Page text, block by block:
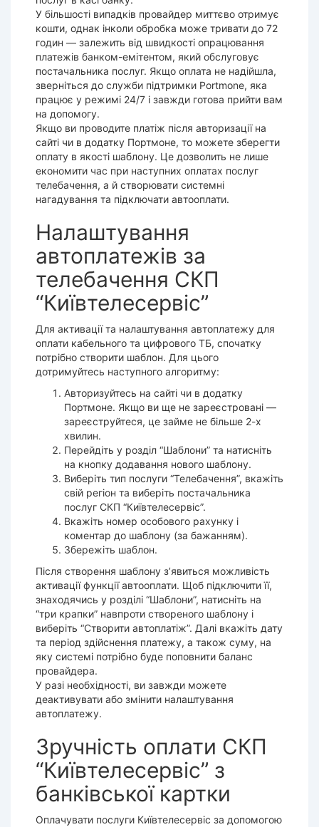
У більшості випадків провайдер миттєво отримує
кошти, однак інколи обробка може тривати до 72
годин — залежить від швидкості опрацювання
платежів банком-емітентом, який обслуговує
постачальника послуг. Якщо оплата не надійшла,
зверніться до служби підтримки Portmone, яка
працює у режимі 24/7 і завжди готова прийти вам
на допомогу.
Якщо ви проводите платіж після авторизації на
сайті чи в додатку Портмоне, то можете зберегти
оплату в якості шаблону. Це дозволить не лише
економити час при наступних оплатах послуг
телебачення, а й створювати системні
нагадування та підключати автооплати.
Налаштування
автоплатежів за
телебачення СКП
“Київтелесервіс”
Для активації та налаштування автоплатежу для
оплати кабельного та цифрового ТБ, спочатку
потрібно створити шаблон. Для цього
дотримуйтесь наступного алгоритму:
Авторизуйтесь на сайті чи в додатку
Портмоне. Якщо ви ще не зареєстровані —
зареєструйтеся, це займе не більше 2-х
хвилин.
Перейдіть у розділ “Шаблони” та натисніть
на кнопку додавання нового шаблону.
Виберіть тип послуги “Телебачення”, вкажіть
свій регіон та виберіть постачальника
послуг СКП “Київтелесервіс”.
Вкажіть номер особового рахунку і
коментар до шаблону (за бажанням).
Збережіть шаблон.
Після створення шаблону з’явиться можливість
активації функції автооплати. Щоб підключити її,
знаходячись у розділі “Шаблони”, натисніть на
“три крапки” навпроти створеного шаблону і
виберіть “Створити автоплатіж”. Далі вкажіть дату
та період здійснення платежу, а також суму, на
яку системі потрібно буде поповнити баланс
провайдера.
У разі необхідності, ви завжди можете
деактивувати або змінити налаштування
автоплатежу.
Зручність оплати СКП
“Київтелесервіс” з
банківської картки
Оплачувати послуги Київтелесервіс за допомогою